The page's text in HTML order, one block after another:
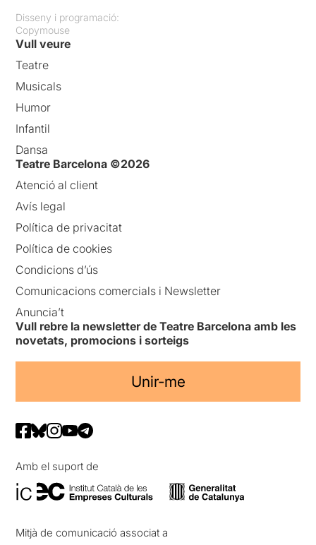
Disseny i programació:
Copymouse
Vull veure
Teatre
Musicals
Humor
Infantil
Dansa
Teatre Barcelona ©2026
Atenció al client
Avís legal
Política de privacitat
Política de cookies
Condicions d’ús
Comunicacions comercials i Newsletter
Anuncia’t
Vull rebre la newsletter de Teatre Barcelona amb les
novetats, promocions i sorteigs
Unir-me
Amb el suport de
Mitjà de comunicació associat a